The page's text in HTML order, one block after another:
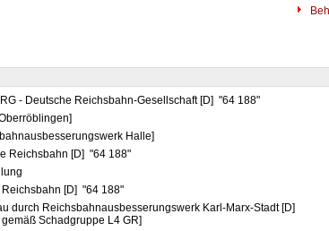
- Deutsche Reichsbahn-Gesellschaft [D] "64 188"
Halle]
Reichsbahn [D] "64 188"
[D] "64 188"
durch Reichsbahnausbesserungswerk Karl-Marx-Stadt [D]
Schadgruppe L4 GR]